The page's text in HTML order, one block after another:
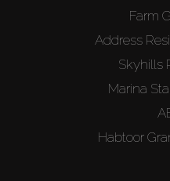
Farm
Address
Skyhills
Marina
Habtoor